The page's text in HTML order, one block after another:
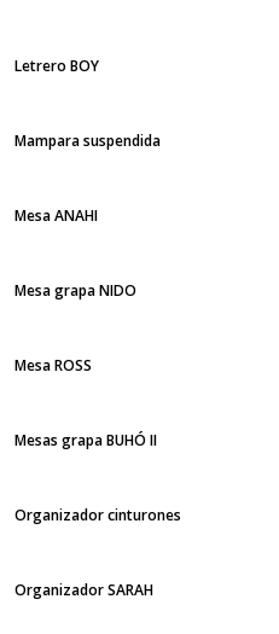
Letrero BOY
Mampara suspendida
Mesa ANAHI
Mesa grapa NIDO
Mesa ROSS
Mesas grapa BUHÓ II
Organizador cinturones
Organizador SARAH